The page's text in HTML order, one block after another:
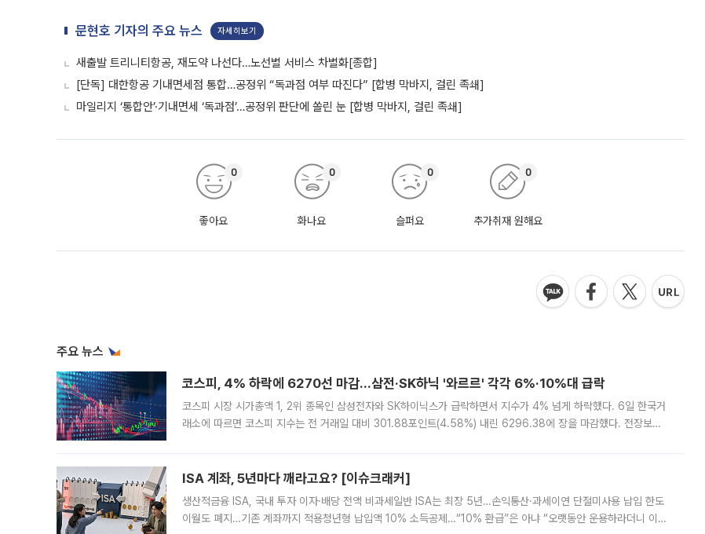
문현호 기자의 주요 뉴스 자세히보기
새출발 트리니티항공, 재도약 나선다…노선별 서비스 차별화[종합]
[단독] 대한항공 기내면세점 통합…공정위 “독과점 여부 따진다” [합병 막바지, 걸린 족쇄]
마일리지 ‘통합안’·기내면세 ‘독과점’…공정위 판단에 쏠린 눈 [합병 막바지, 걸린 족쇄]
좋아요
0
화나요
0
슬퍼요
0
추가취재 원해요
0
주요 뉴스
코스피, 4% 하락에 6270선 마감…삼전·SK하닉 '와르르' 각각 6%·10%대 급락
코스피 시장 시가총액 1, 2위 종목인 삼성전자와 SK하이닉스가 급락하면서 지수가 4% 넘게 하락했다. 6일 한국거
래소에 따르면 코스피 지수는 전 거래일 대비 301.88포인트(4.58%) 내린 6296.38에 장을 마감했다. 전장보다
ISA 계좌, 5년마다 깨라고요? [이슈크래커]
생산적금융 ISA, 국내 투자 이자·배당 전액 비과세일반 ISA는 최장 5년…손익통산·과세이연 단절미사용 납입 한도
이월도 폐지…기존 계좌까지 적용청년형 납입액 10% 소득공제…“10% 환급”은 아냐 “오랫동안 운용하라더니 이제